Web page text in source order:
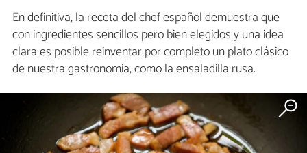
En definitiva, la receta del chef español demuestra que
con ingredientes sencillos pero bien elegidos y una idea
clara es posible reinventar por completo un plato clásico
de nuestra gastronomía, como la ensaladilla rusa.